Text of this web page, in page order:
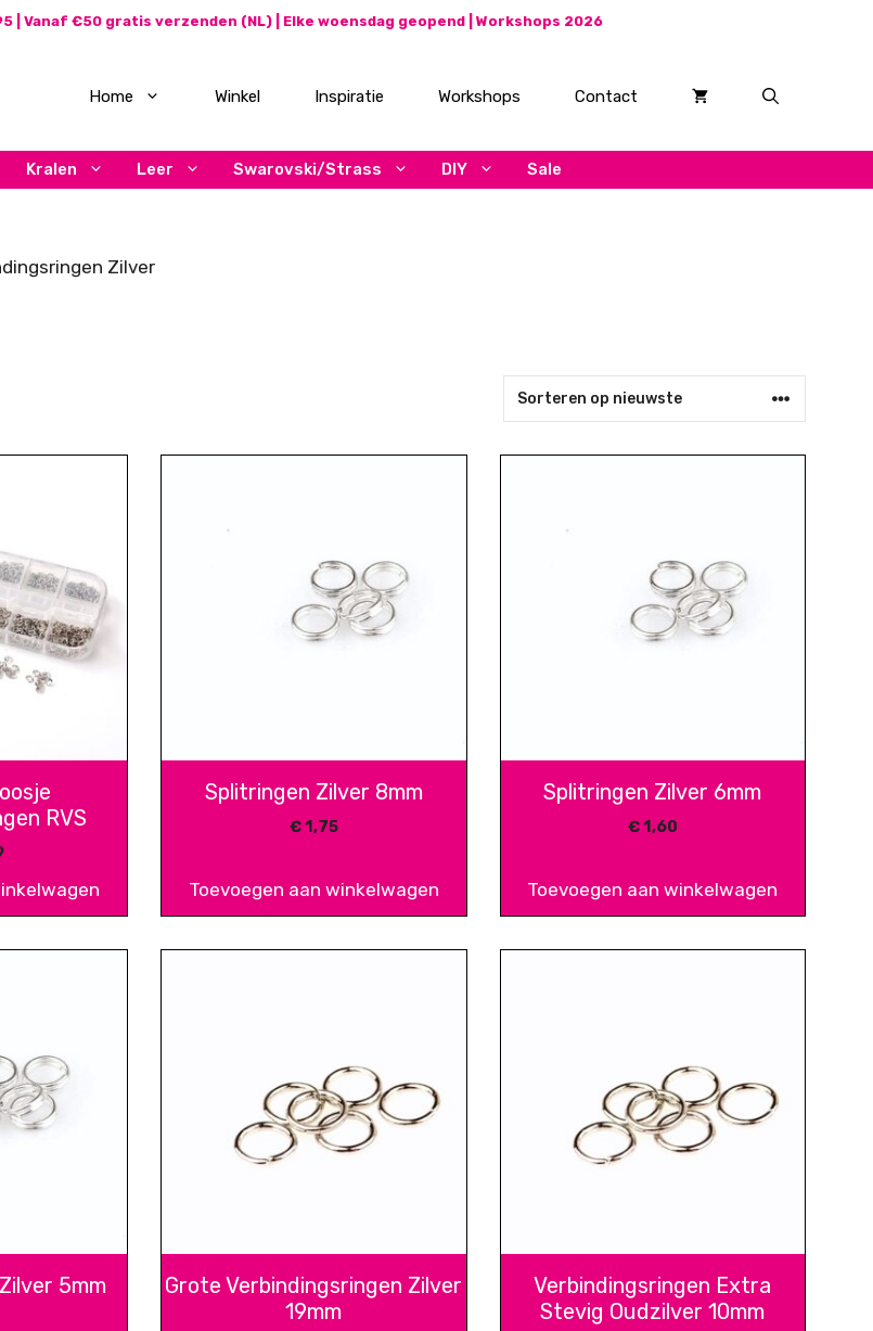
Vanaf €50 gratis verzenden (NL) | Elke woensdag geopend | Workshops 2026
Home Winkel Inspiratie Workshops Contact
Kralen Leer Swarovski/Strass DIY Sale
Zilver
RVS
Splitringen Zilver 8mm
€1,75
Toevoegen aan winkelwagen
Splitringen Zilver 6mm
€1,60
Toevoegen aan winkelwagen
5mm
Grote Verbindingsringen Zilver
19mm
Verbindingsringen Extra
Stevig Oudzilver 10mm